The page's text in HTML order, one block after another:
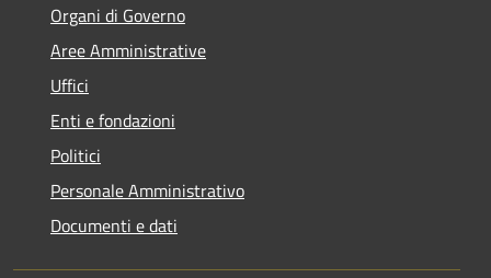
Organi di Governo
Aree Amministrative
Uffici
Enti e fondazioni
Politici
Personale Amministrativo
Documenti e dati